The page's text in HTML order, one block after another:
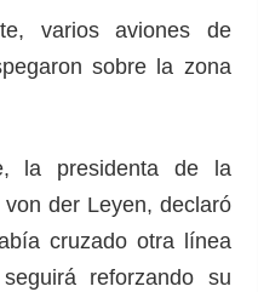
varios aviones de
sobre la zona
la presidenta de la
der Leyen, declaró
cruzado otra línea
reforzando su